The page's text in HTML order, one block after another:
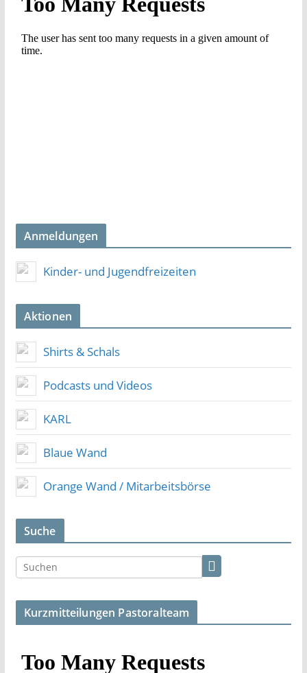
Anmeldungen
Kinder- und Jugendfreizeiten
Aktionen
Shirts & Schals
Podcasts und Videos
KARL
Blaue Wand
Orange Wand / Mitarbeitsbörse
Suche
Kurzmitteilungen Pastoralteam